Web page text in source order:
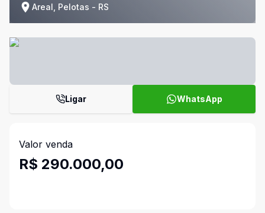
Areal, Pelotas - RS
Ligar WhatsApp
Valor venda
R$ 290.000,00